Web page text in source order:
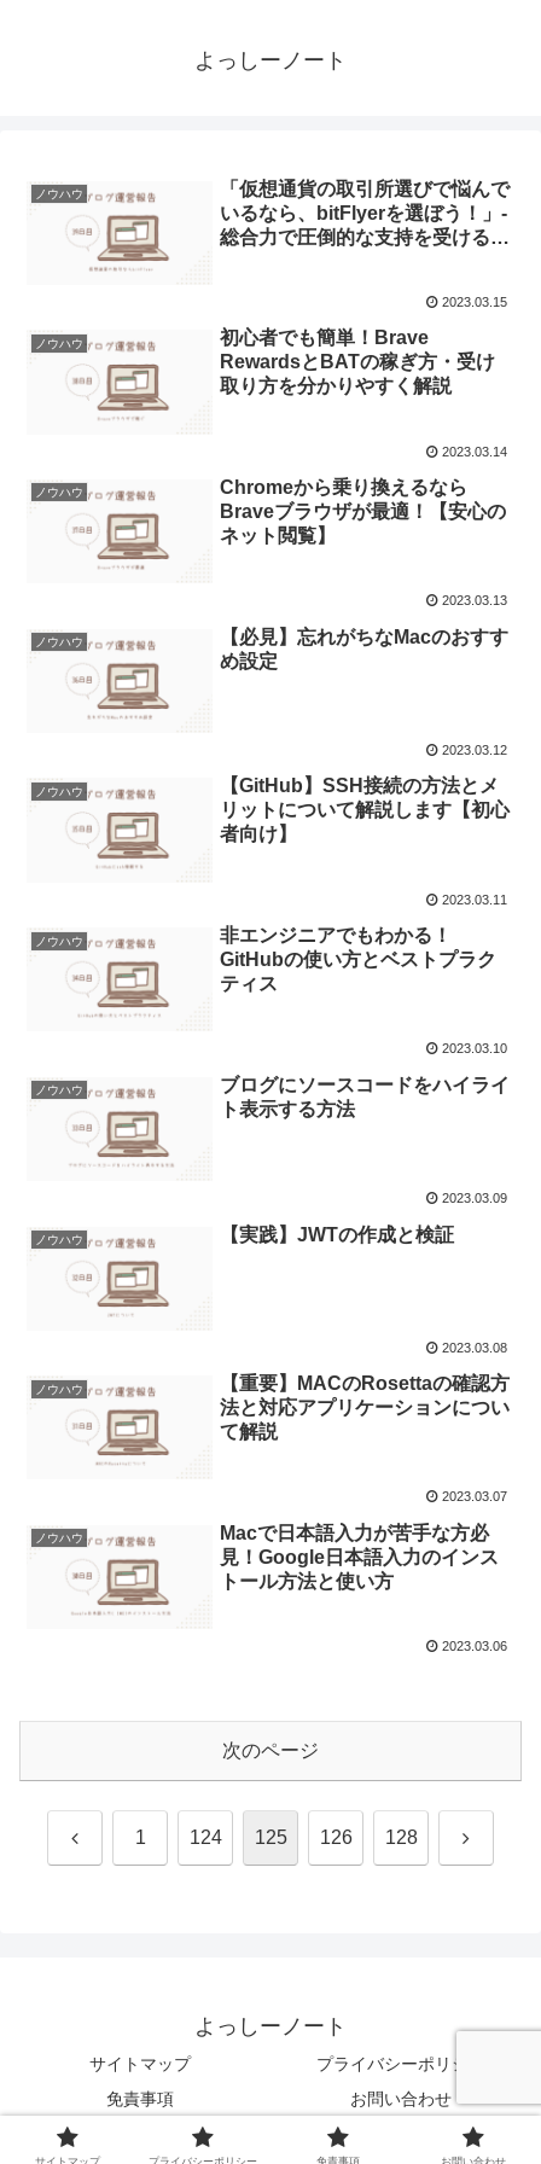
よっしーノート
ノウハウ
「仮想通貨の取引所選びで悩んで
いるなら、bitFlyerを選ぼう！」-
総合力で圧倒的な支持を受ける取
2023.03.15
ノウハウ
初心者でも簡単！Brave
RewardsとBATの稼ぎ方・受け
取り方を分かりやすく解説
2023.03.14
ノウハウ
Chromeから乗り換えるなら
Braveブラウザが最適！【安心の
ネット閲覧】
2023.03.13
ノウハウ
【必見】忘れがちなMacのおすす
め設定
2023.03.12
ノウハウ
【GitHub】SSH接続の方法とメ
リットについて解説します【初心
者向け】
2023.03.11
ノウハウ
非エンジニアでもわかる！
GitHubの使い方とベストプラク
ティス
2023.03.10
ノウハウ
ブログにソースコードをハイライ
ト表示する方法
2023.03.09
ノウハウ 【実践】JWTの作成と検証
2023.03.08
ノウハウ
【重要】MACのRosettaの確認方
法と対応アプリケーションについ
て解説
2023.03.07
ノウハウ
Macで日本語入力が苦手な方必
見！Google日本語入力のインス
トール方法と使い方
2023.03.06
次のページ
前 1 124 125 126 128 次
よっしーノート
サイトマップ
プライバシーポリシー
免責事項
お問い合わせ
© 2023 よっしーノート.
サイトマップ プライバシーポリシー 免責事項 お問い合わせ